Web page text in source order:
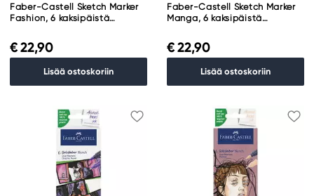
Faber-Castell Sketch Marker
Fashion, 6 kaksipäistä
€ 22,90
Lisää ostoskoriin
Faber-Castell Sketch Marker
Manga, 6 kaksipäistä
€ 22,90
Lisää ostoskoriin